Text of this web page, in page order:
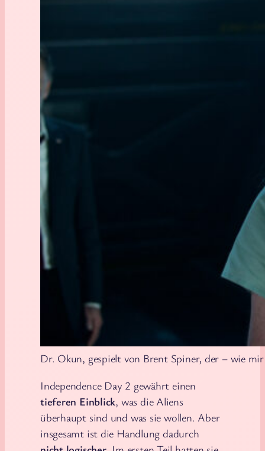
Dr. Okun, gespielt von Brent Spiner, der – wie
Independence Day 2 gewährt einen
tieferen Einblick, was die Aliens
überhaupt sind und was sie wollen. Aber
insgesamt ist die Handlung dadurch